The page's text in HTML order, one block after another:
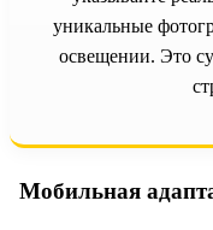
уникальные
освещении. Это
Мобильная